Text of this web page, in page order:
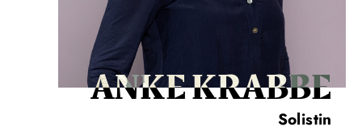
ANKE KRABBE
Solistin